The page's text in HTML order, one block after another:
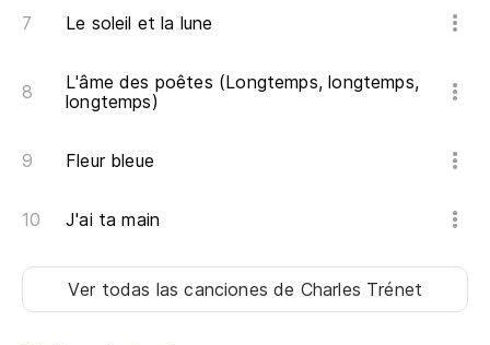
Le soleil et la lune
L'âme des poêtes (Longtemps, longtemps,
longtemps)
Fleur bleue
J'ai ta main
Ver todas las cancionesde Charles Trénet